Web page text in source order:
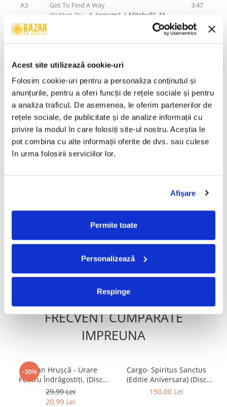
Acest site utilizează cookie-uri
Folosim cookie-uri pentru a personaliza conținutul și
anunțurile, pentru a oferi funcții de rețele sociale și pentru
a analiza traficul. De asemenea, le oferim partenerilor de
rețele sociale, de publicitate și de analize informații cu
privire la modul în care folosiți site-ul nostru. Aceștia le
pot combina cu alte informații oferite de dvs. sau culese
în urma folosirii serviciilor lor.
Afişare
Permite toate
Personalizează
Respinge
A3
Got To Find A Way
Written-By –
A. Ingram*, J. Mitchell*, M.
3:47
B2
Everything Happens For A Reason
Written-By –A. Ingram*,J. Mitchell *,M.
Willis*
B3
Take One Step At A Time
Written-By –A. Ingram*,J. Mitchell*, M.
Willis*
4:05
B4
No Stronger Love
Written-By –A. Ingram
5:09
Stare Coperta:Near Mint (NM or M-)
Stare Disc:Near Mint (NM or M-)
Informatii conformitate produs
Review-uri(0)
-30%
Richard Oschanitzky - Jazz
Restitutio 2, (Disc Vinil)
209,99 Lei
ADAUGA IN COS
-30%
Whitney Houston - Whitney
Houston , (Disc Vinil)
98,00 Lei
ADAUGA IN COS
FRECVENT CUMPARATE
IMPREUNA
-30%
Ștefan Hrușcă - Urare
Pentru Îndrăgostiți, (Disc
Vinil)
29,99 Lei
20,99 Lei
Cargo- Spiritus Sanctus
(Editie Aniversara) (Disc
Vinil)
150,00 Lei